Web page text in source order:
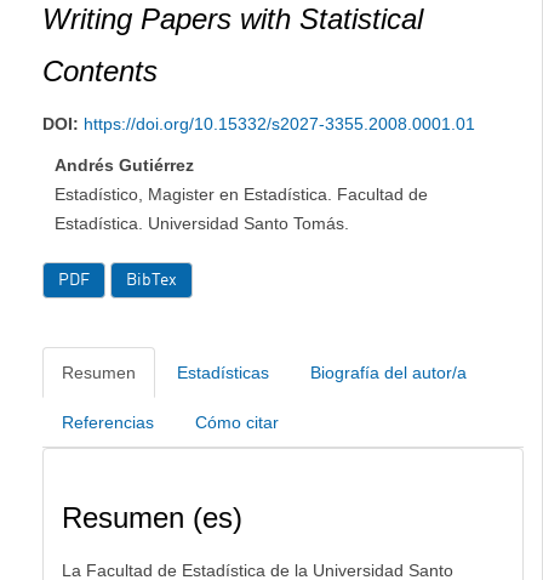
Writing Papers with Statistical
Contents
DOI: https://doi.org/10.15332/s2027-3355.2008.0001.01
Andrés Gutiérrez
Estadístico, Magister en Estadística. Facultad de
Estadística. Universidad Santo Tomás.
PDF BibTex
Resumen Estadísticas Biografía del autor/a
Referencias Cómo citar
Resumen (es)
La Facultad de Estadística de la Universidad Santo